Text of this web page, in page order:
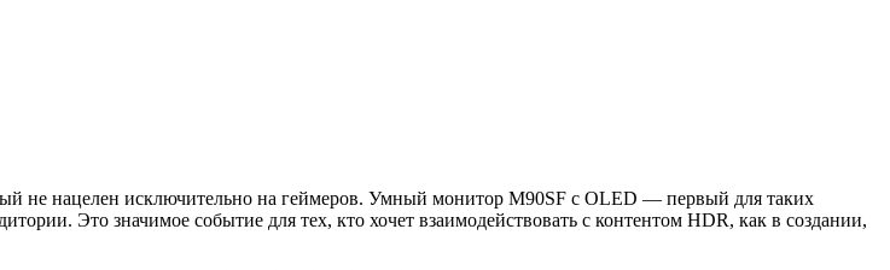
не нацелен исключительно на геймеров. Умный монитор M90SF с OLED — первый для таких
Это значимое событие для тех, кто хочет взаимодействовать с контентом HDR, как в создании,